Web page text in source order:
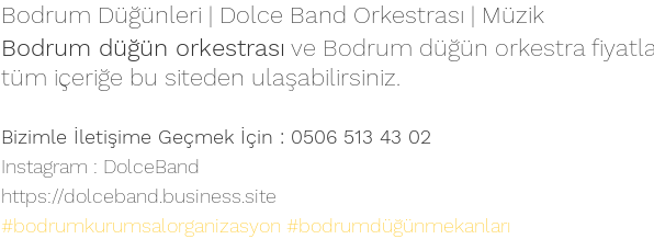
Bodrum Düğünleri | Dolce Band Orkestrası | Müzik
Bodrum düğün orkestrası ve Bodrum düğün orkestra
tüm içeriğe bu siteden ulaşabilirsiniz.
Bizimle İletişime Geçmek İçin : 0506 513 43 02
Instagram : DolceBand
https://dolceband.business.site
#bodrumkurumsalorganizasyon #bodrumdüğünmekanları